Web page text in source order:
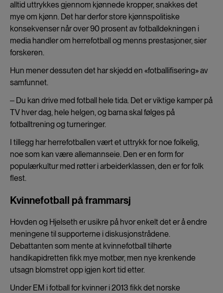
alltid uttrykkes gjennom kjønnede kropper, snakkes det
mye om kjønn. Det har derfor store kjønnspolitiske
konsekvenser når over 90 prosent av fotballdekningen i
media handler om herrefotball og menns prestasjoner, sier
forskeren.
Hun mener dessuten det har skjedd en «fotballifisering» av
samfunnet.
‒ Du kan drive med fotball hele tida. Det er viktige kamper på
TV hver dag, hele helgen, og barna skal følges på
fotballtrening og turneringer.
I tillegg har herrefotballen vært et uttrykk for noe folkelig,
noe som kan være allemannseie. Den er en form for
populærkultur med røtter i arbeiderklassen, den er for folk
flest.
Kvinnefotball på frammarsj
Hovden og Hjelseth er usikre på hvor enkelt det er å endre
meningene til supporterne i diskusjonstrådene.
Debattanten som mente at kvinnefotball tilhørte
handikapidretten fikk mye motbør, men nye krenkende
utsagn blomstret opp igjen kort tid etter.
Under EM i fotball for kvinner i 2013 fikk det norske